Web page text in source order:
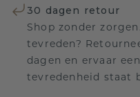
30 dagen retour
Shop zonder
tevreden?
dagen en ervaar
tevredenheid staat